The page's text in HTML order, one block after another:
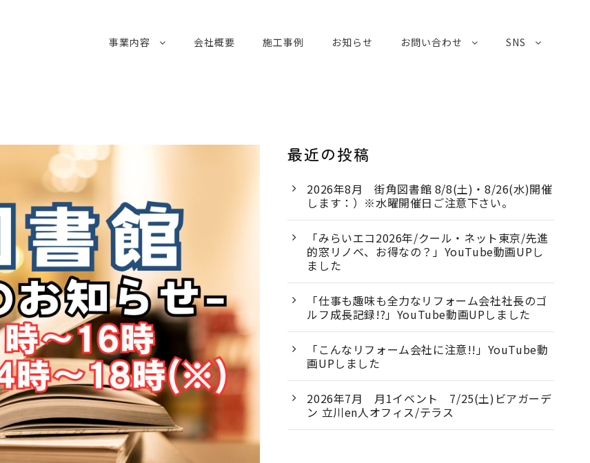
事業内容 会社概要 施工事例 お知らせ お問い合わせ SNS
最近の投稿
2026年8月 街角図書館 8/8(土)・8/26(水)開催
します：）※水曜開催日ご注意下さい。
「みらいエコ2026年/クール・ネット東京/先進
的窓リノベ、お得なの？」YouTube動画UPし
ました
「仕事も趣味も全力なリフォーム会社社長のゴ
ルフ成長記録!?」YouTube動画UPしました
「こんなリフォーム会社に注意!!」YouTube動
画UPしました
2026年7月 月1イベント 7/25(土)ビアガーデ
ン 立川en人オフィス/テラス